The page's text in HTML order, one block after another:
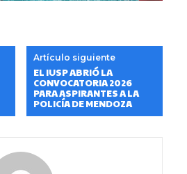
Artículo siguiente
EL IUSP ABRIÓ LA
CONVOCATORIA 2026
PARA ASPIRANTES A LA
POLICÍA DE MENDOZA